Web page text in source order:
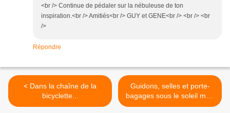
<br /> Continue de pédaler sur la nébuleuse de ton
inspiration.<br /> Amitiés<br /> GUY et GENE<br /> <br /> <br
/>
Répondre
< Dans la chaîne de la
bicyclette...
Guidons, selles et porte-
bagages sous le soleil mou
de janvier. >